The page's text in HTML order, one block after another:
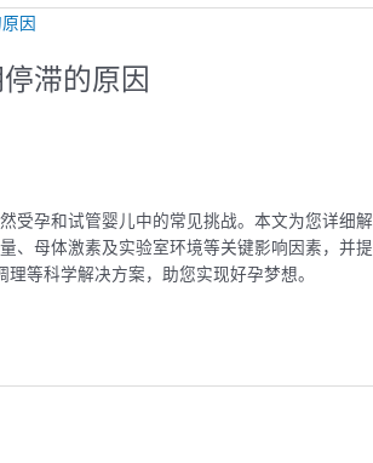
滞的原因
受孕和试管婴儿中的常见挑战。本文为您详细解
、母体激素及实验室环境等关键影响因素，并提
等科学解决方案，助您实现好孕梦想。